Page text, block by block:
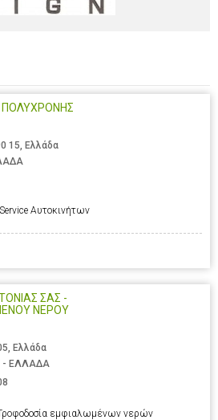
ΠΟΛΥΧΡΟΝΗΣ
15, Ελλάδα
Αυτοκινήτων
ΣΑΣ -
ΝΕΡΟΥ
Ελλάδα
- ΕΛΛΑΔΑ
εμφιαλωμένων νερών